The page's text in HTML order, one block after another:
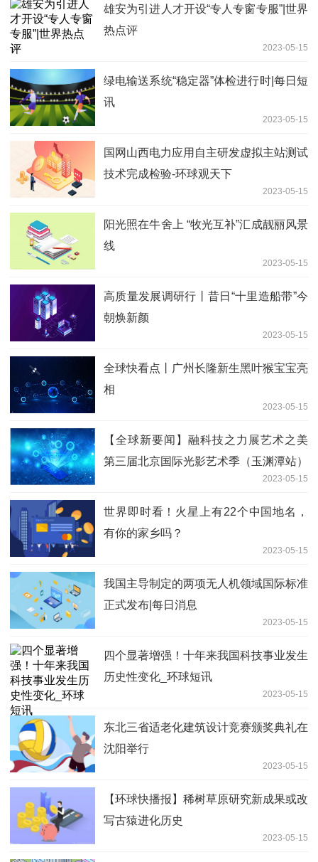
雄安为引进人才开设“专人专窗专服”|世界
热点评
2023-05-15
绿电输送系统“稳定器”体检进行时|每日短
讯
2023-05-15
国网山西电力应用自主研发虚拟主站测试
技术完成检验-环球观天下
2023-05-15
阳光照在牛舍上 “牧光互补”汇成靓丽风景
线
2023-05-15
高质量发展调研行丨昔日“十里造船带”今
朝焕新颜
2023-05-15
全球快看点丨广州长隆新生黑叶猴宝宝亮
相
2023-05-15
【全球新要闻】融科技之力展艺术之美
第三届北京国际光影艺术季（玉渊潭站）
2023-05-15
世界即时看！火星上有22个中国地名，
有你的家乡吗？
2023-05-15
我国主导制定的两项无人机领域国际标准
正式发布|每日消息
2023-05-15
四个显著增强！十年来我国科技事业发生
历史性变化_环球短讯
2023-05-15
东北三省适老化建筑设计竞赛颁奖典礼在
沈阳举行
2023-05-15
【环球快播报】稀树草原研究新成果或改
写古猿进化历史
2023-05-15